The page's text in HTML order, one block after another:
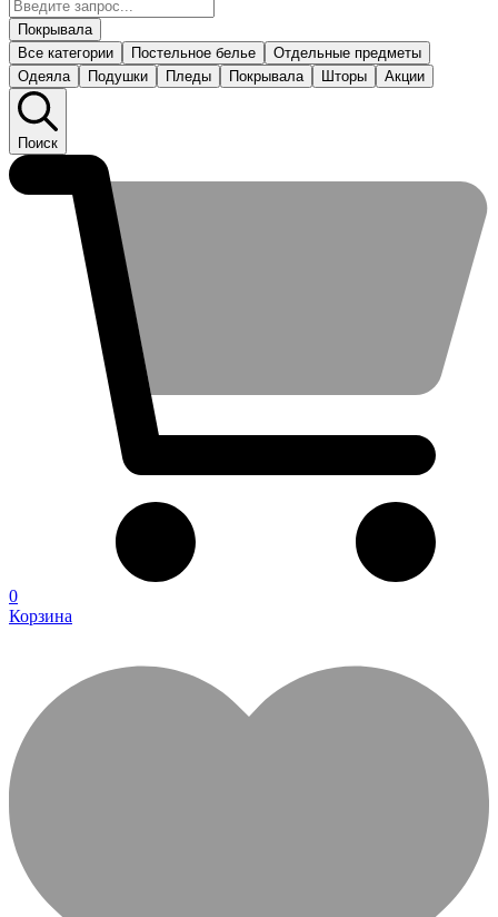
Покрывала
Все категории
Постельное белье
Отдельные предметы
Одеяла
Подушки Пледы Покрывала Шторы Акции
Поиск
0
Корзина